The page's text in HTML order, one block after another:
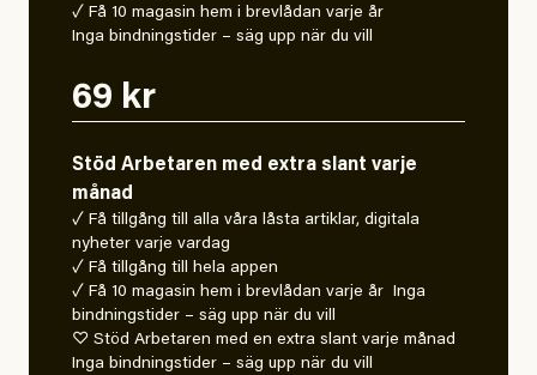
✓ Få 10 magasin hem i brevlådan varje år
Inga bindningstider – säg upp när du vill
69 kr
Stöd Arbetaren med extra slant varje
månad
✓ Få tillgång till alla våra låsta artiklar, digitala
nyheter varje vardag
✓ Få tillgång till hela appen
✓ Få 10 magasin hem i brevlådan varje år Inga
bindningstider – säg upp när du vill
♡ Stöd Arbetaren med en extra slant varje månad
Inga bindningstider – säg upp när du vill